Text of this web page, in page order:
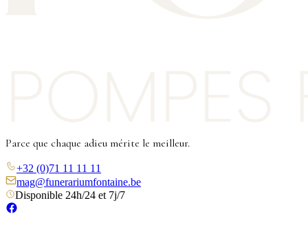
Parce que chaque adieu mérite le meilleur.
+32 (0)71 11 11 11
mag@funerariumfontaine.be
Disponible 24h/24 et 7j/7